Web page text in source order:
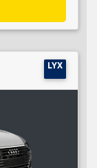
LYX